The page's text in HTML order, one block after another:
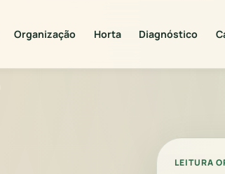
Organização Horta Diagnóstico
LEITURA